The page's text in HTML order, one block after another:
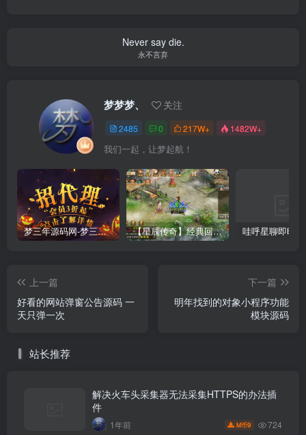
Never say die.
永不言弃
梦梦梦、 关注
2485 0 217W+ 1482W+
我们一起，让梦起航！
梦三年源码网-梦三年ym会员代理详情 【星辰传奇】经典回合制手游+安卓端+GM工具+详细搭建教程
上一篇
好看的网站弹窗公告源码 一
天只弹一次
下一篇
明年找到的对象小程序功能
模块源码
站长推荐
解决火车头采集器无法采集HTTPS的办法插
件
1年前 M币9 724